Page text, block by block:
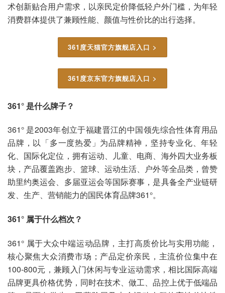
术创新贴合用户需求，以亲民定价降低轻户外门槛，为年轻
消费群体提供了兼顾性能、颜值与性价比的出行选择。
361度天猫官方旗舰店入口 >
361度京东官方旗舰店入口 >
361° 是什么牌子？
361° 是2003年创立于福建晋江的中国领先综合性体育用品
品牌，以「多一度热爱」为品牌精神，坚持专业化、年轻
化、国际化定位，拥有运动、儿童、电商、海外四大业务板
块，产品覆盖跑步、篮球、运动生活、户外等全品类，曾赞
助里约奥运会、多届亚运会等国际赛事，是具备全产业链研
发、生产、营销能力的国民体育品牌361°。
361° 属于什么档次？
361° 属于大众中端运动品牌，主打高质价比与实用功能，
核心聚焦大众消费市场；产品定价亲民，主流价位集中在
100-800元，兼顾入门休闲与专业运动需求，相比国际高端
品牌更具价格优势，同时在技术、做工、品控上优于低端品